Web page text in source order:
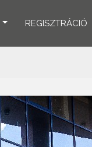
REGISZTRÁCIÓ